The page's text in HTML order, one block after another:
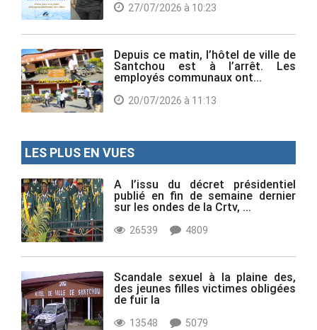
27/07/2026 à 10:23
Depuis ce matin, l’hôtel de ville de
Santchou est à l’arrêt. Les
employés communaux ont...
20/07/2026 à 11:13
LES PLUS EN VUES
A l’issu du décret présidentiel
publié en fin de semaine dernier
sur les ondes de la Crtv, ...
26539 4809
Scandale sexuel à la plaine des,
des jeunes filles victimes obligées
de fuir la
13548 5079